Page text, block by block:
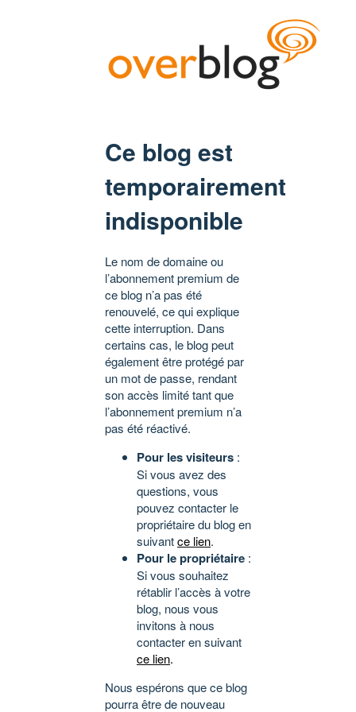
Ce blog est
temporairement
indisponible
Le nom de domaine ou
l’abonnement premium de
ce blog n’a pas été
renouvelé, ce qui explique
cette interruption. Dans
certains cas, le blog peut
également être protégé par
un mot de passe, rendant
son accès limité tant que
l’abonnement premium n’a
pas été réactivé.
Pour les visiteurs :
Si vous avez des
questions, vous
pouvez contacter le
propriétaire du blog en
suivantce lien.
Pour le propriétaire :
Si vous souhaitez
rétablir l’accès à votre
blog, nous vous
invitons à nous
contacter en suivant
ce lien.
Nous espérons que ce blog
pourra être de nouveau